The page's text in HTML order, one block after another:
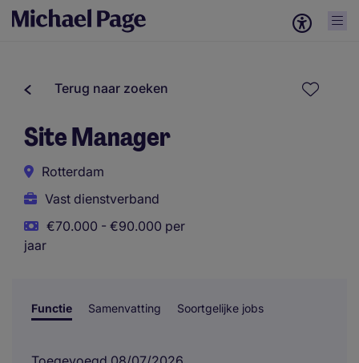
Terug naar zoeken
Site Manager
Rotterdam
Vast dienstverband
€70.000 - €90.000 per
jaar
Functie Samenvatting Soortgelijke jobs